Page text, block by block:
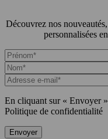
Découvrez nos
personnalisées
En cliquant sur « Envoyer
Politique de confidentialité
Envoyer